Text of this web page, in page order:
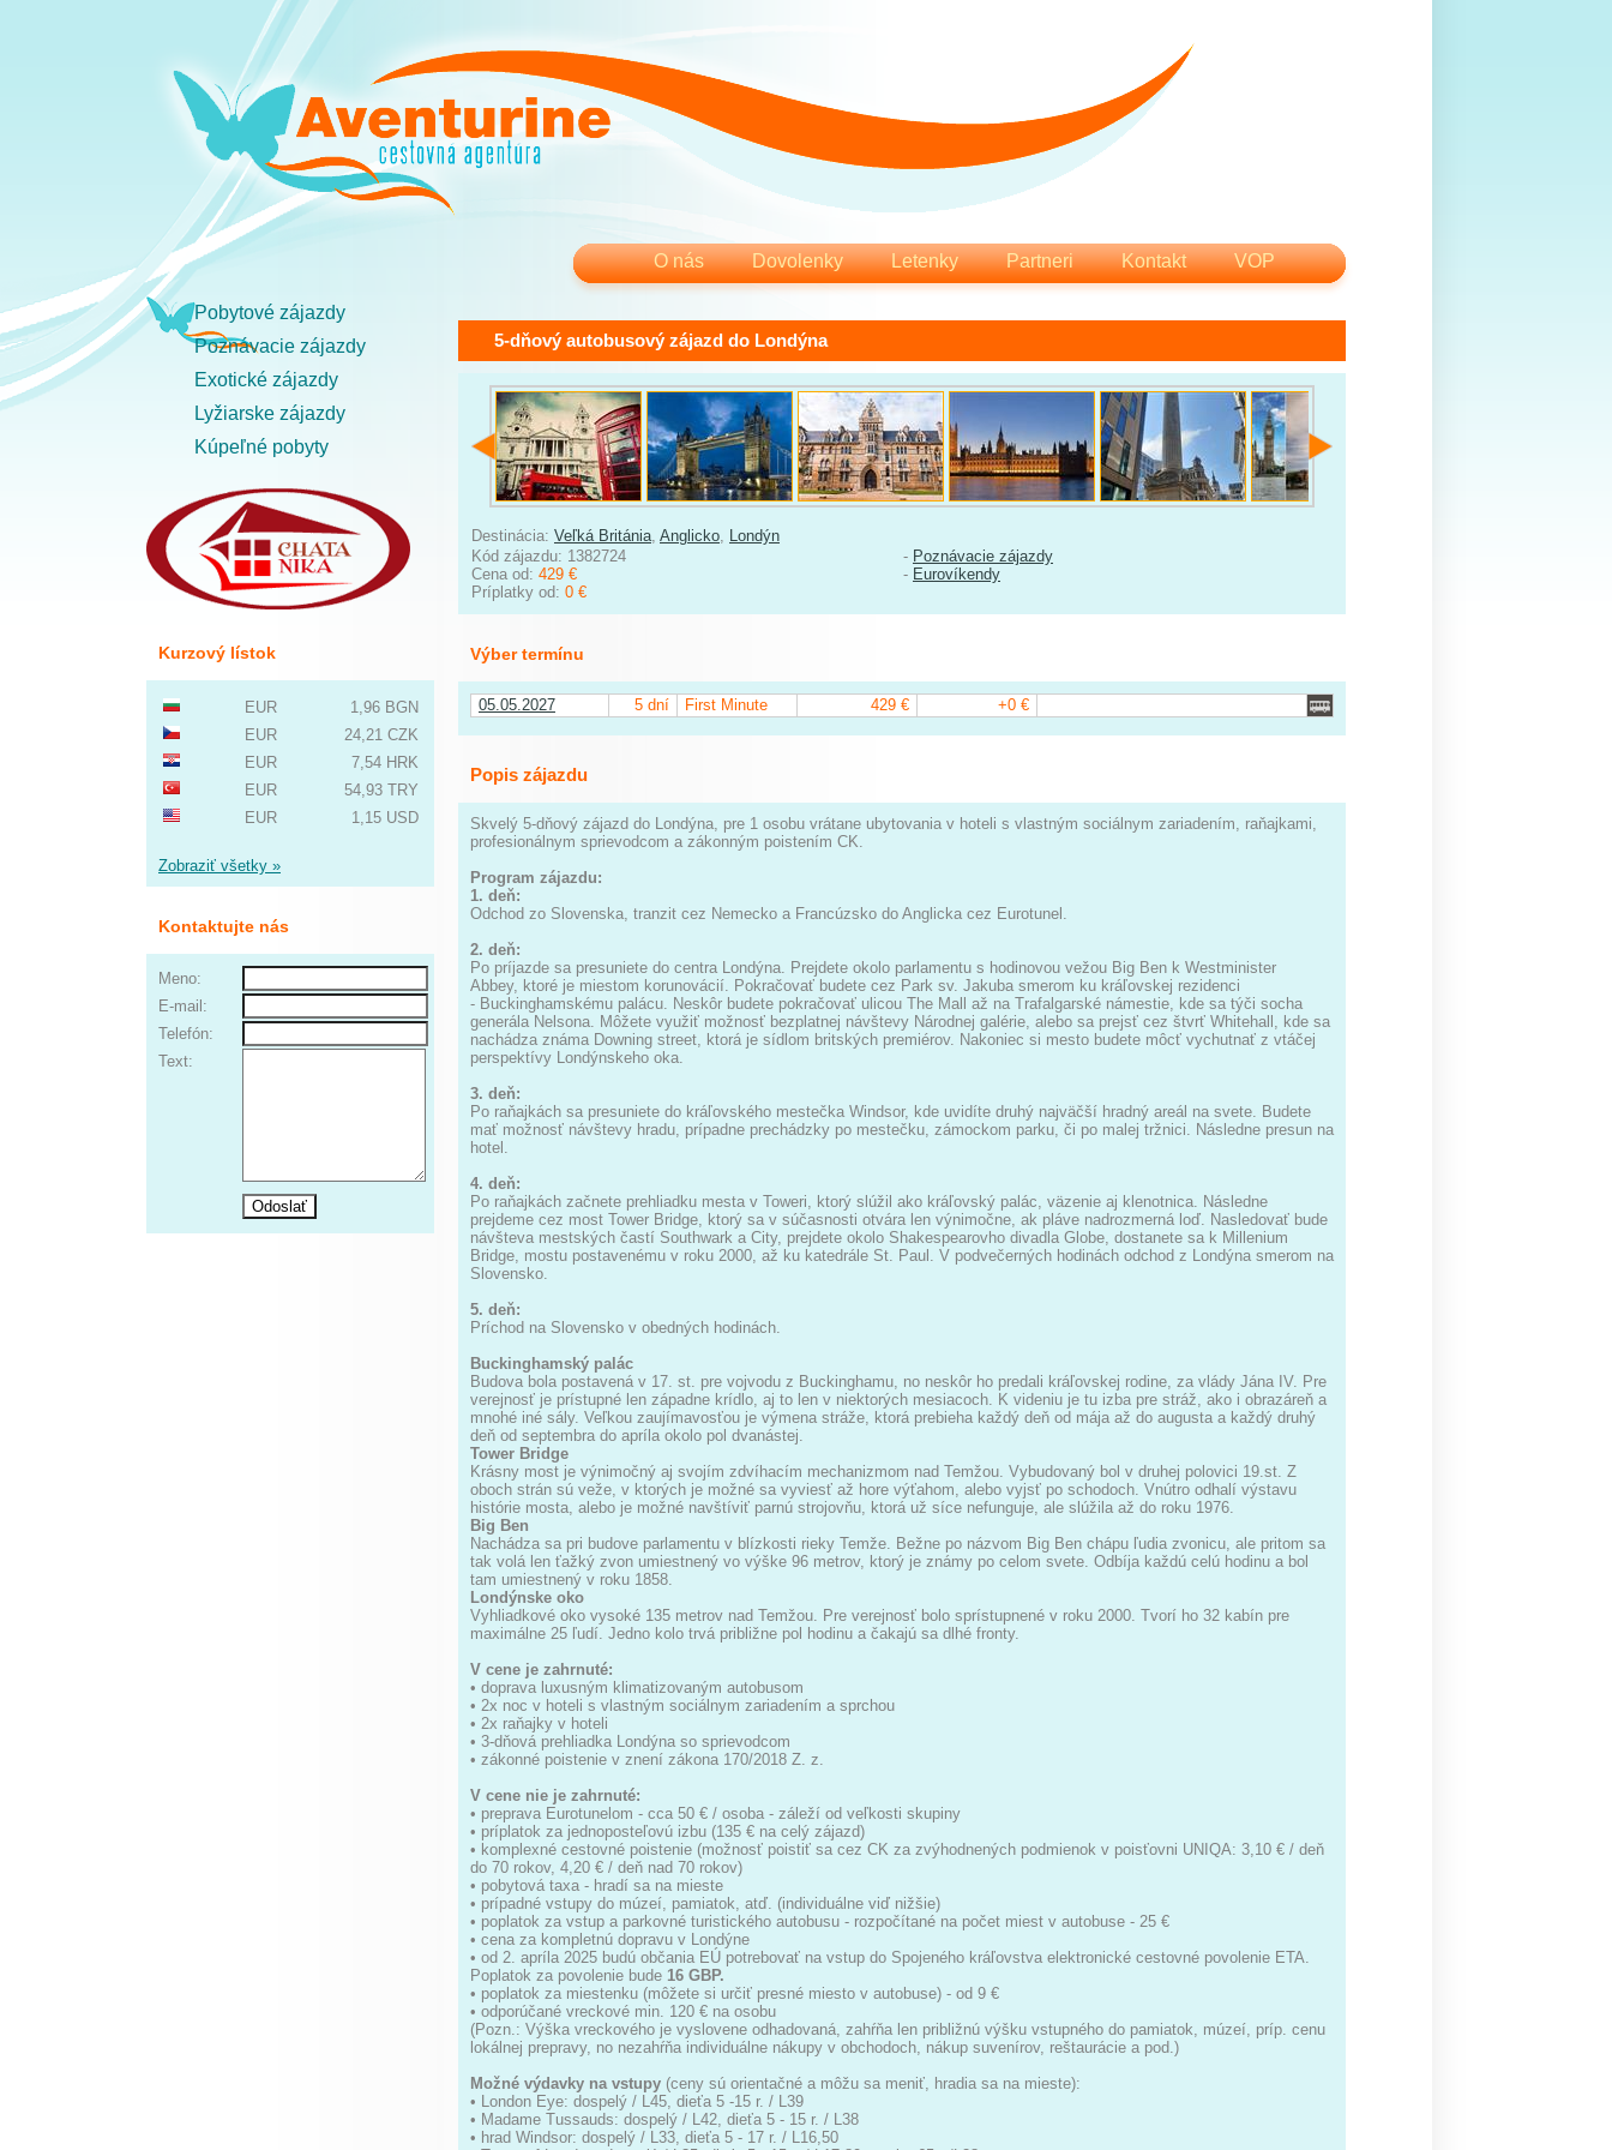
O nás Dovolenky Letenky Partneri Kontakt VOP
Pobytové zájazdy
Poznávacie zájazdy
Exotické zájazdy
Lyžiarske zájazdy
Kúpeľné pobyty
Kurzový lístok
EUR
1,96 BGN
EUR
24,21 CZK
EUR
7,54 HRK
EUR
54,93 TRY
EUR
1,15 USD
Zobraziť všetky »
Kontaktujte nás
Meno:
E-mail:
Telefón:
Text:
5-dňový autobusový zájazd do Londýna
Destinácia: Veľká Británia, Anglicko, Londýn
Kód zájazdu: 1382724
Cena od: 429 €
Príplatky od: 0 €
- Poznávacie zájazdy
- Eurovíkendy
Výber termínu
05.05.2027 5 dní First Minute 429 € +0 €
Popis zájazdu
Skvelý 5-dňový zájazd do Londýna, pre 1 osobu vrátane ubytovania v hoteli s vlastným sociálnym zariadením, raňajkami,
profesionálnym sprievodcom a zákonným poistením CK.
Program zájazdu:
1. deň:
Odchod zo Slovenska, tranzit cez Nemecko a Francúzsko do Anglicka cez Eurotunel.
2. deň:
Po príjazde sa presuniete do centra Londýna. Prejdete okolo parlamentu s hodinovou vežou Big Ben k Westminister
Abbey, ktoré je miestom korunovácií. Pokračovať budete cez Park sv. Jakuba smerom ku kráľovskej rezidenci
- Buckinghamskému palácu. Neskôr budete pokračovať ulicou The Mall až na Trafalgarské námestie, kde sa týči socha
generála Nelsona. Môžete využiť možnosť bezplatnej návštevy Národnej galérie, alebo sa prejsť cez štvrť Whitehall, kde sa
nachádza známa Downing street, ktorá je sídlom britských premiérov. Nakoniec si mesto budete môcť vychutnať z vtáčej
perspektívy Londýnskeho oka.
3. deň:
Po raňajkách sa presuniete do kráľovského mestečka Windsor, kde uvidíte druhý najväčší hradný areál na svete. Budete
mať možnosť návštevy hradu, prípadne prechádzky po mestečku, zámockom parku, či po malej tržnici. Následne presun na
hotel.
4. deň:
Po raňajkách začnete prehliadku mesta v Toweri, ktorý slúžil ako kráľovský palác, väzenie aj klenotnica. Následne
prejdeme cez most Tower Bridge, ktorý sa v súčasnosti otvára len výnimočne, ak pláve nadrozmerná loď. Nasledovať bude
návšteva mestských častí Southwark a City, prejdete okolo Shakespearovho divadla Globe, dostanete sa k Millenium
Bridge, mostu postavenému v roku 2000, až ku katedrále St. Paul. V podvečerných hodinách odchod z Londýna smerom na
Slovensko.
5. deň:
Príchod na Slovensko v obedných hodinách.
Buckinghamský palác
Budova bola postavená v 17. st. pre vojvodu z Buckinghamu, no neskôr ho predali kráľovskej rodine, za vlády Jána IV. Pre
verejnosť je prístupné len západne krídlo, aj to len v niektorých mesiacoch. K videniu je tu izba pre stráž, ako i obrazáreň a
mnohé iné sály. Veľkou zaujímavosťou je výmena stráže, ktorá prebieha každý deň od mája až do augusta a každý druhý
deň od septembra do apríla okolo pol dvanástej.
Tower Bridge
Krásny most je výnimočný aj svojím zdvíhacím mechanizmom nad Temžou. Vybudovaný bol v druhej polovici 19.st. Z
oboch strán sú veže, v ktorých je možné sa vyviesť až hore výťahom, alebo vyjsť po schodoch. Vnútro odhalí výstavu
histórie mosta, alebo je možné navštíviť parnú strojovňu, ktorá už síce nefunguje, ale slúžila až do roku 1976.
Big Ben
Nachádza sa pri budove parlamentu v blízkosti rieky Temže. Bežne po názvom Big Ben chápu ľudia zvonicu, ale pritom sa
tak volá len ťažký zvon umiestnený vo výške 96 metrov, ktorý je známy po celom svete. Odbíja každú celú hodinu a bol
tam umiestnený v roku 1858.
Londýnske oko
Vyhliadkové oko vysoké 135 metrov nad Temžou. Pre verejnosť bolo sprístupnené v roku 2000. Tvorí ho 32 kabín pre
maximálne 25 ľudí. Jedno kolo trvá približne pol hodinu a čakajú sa dlhé fronty.
V cene je zahrnuté:
• doprava luxusným klimatizovaným autobusom
• 2x noc v hoteli s vlastným sociálnym zariadením a sprchou
• 2x raňajky v hoteli
• 3-dňová prehliadka Londýna so sprievodcom
• zákonné poistenie v znení zákona 170/2018 Z. z.
V cene nie je zahrnuté:
• preprava Eurotunelom - cca 50 € / osoba - záleží od veľkosti skupiny
• príplatok za jednoposteľovú izbu (135 € na celý zájazd)
• komplexné cestovné poistenie (možnosť poistiť sa cez CK za zvýhodnených podmienok v poisťovni UNIQA: 3,10 € / deň
do 70 rokov, 4,20 € / deň nad 70 rokov)
• pobytová taxa - hradí sa na mieste
• prípadné vstupy do múzeí, pamiatok, atď. (individuálne viď nižšie)
• poplatok za vstup a parkovné turistického autobusu - rozpočítané na počet miest v autobuse - 25 €
• cena za kompletnú dopravu v Londýne
• od 2. apríla 2025 budú občania EÚ potrebovať na vstup do Spojeného kráľovstva elektronické cestovné povolenie ETA.
Poplatok za povolenie bude 16 GBP.
• poplatok za miestenku (môžete si určiť presné miesto v autobuse) - od 9 €
• odporúčané vreckové min. 120 € na osobu
(Pozn.: Výška vreckového je vyslovene odhadovaná, zahŕňa len približnú výšku vstupného do pamiatok, múzeí, príp. cenu
lokálnej prepravy, no nezahŕňa individuálne nákupy v obchodoch, nákup suvenírov, reštaurácie a pod.)
Možné výdavky na vstupy (ceny sú orientačné a môžu sa meniť, hradia sa na mieste):
• London Eye: dospelý / L45, dieťa 5 -15 r. / L39
• Madame Tussauds: dospelý / L42, dieťa 5 - 15 r. / L38
• hrad Windsor: dospelý / L33, dieťa 5 - 17 r. / L16,50